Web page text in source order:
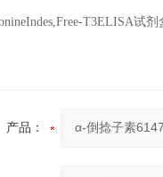
T3ELISA试剂
产品：